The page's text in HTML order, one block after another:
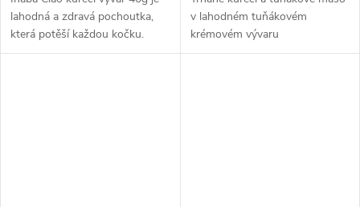
lahodná a zdravá pochoutka,
která potěší každou kočku.
Jedná se o kapsičku plnou...
v lahodném tuňákovém
krémovém vývaru